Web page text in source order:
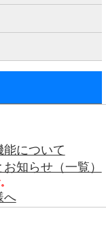
について
知らせ（一覧）
へ